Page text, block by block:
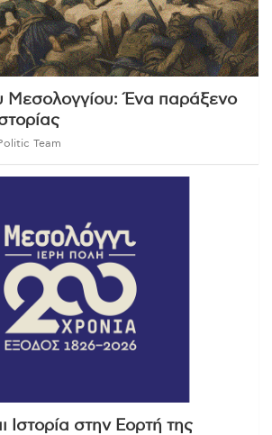
Μεσολογγίου: Ένα παράξενο
Team
Ιστορία στην Εορτή της